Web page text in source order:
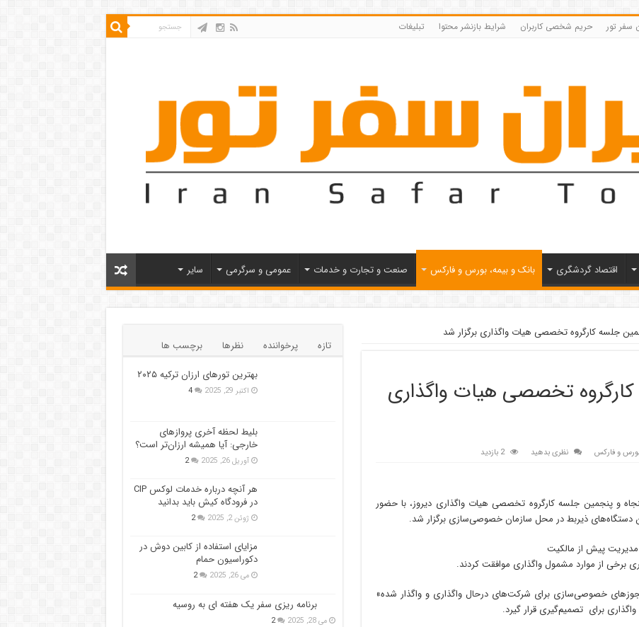
سفر تور حریم شخصی کاربران شرایط بازنشر محتوا تبلیغات
اقتصاد گردشگری بانک و بیمه، بورس و فارکس صنعت و تجارت و خدمات عمومی و سرگرمی سایر
جلسه کارگروه تخصصی هیات واگذاری برگزار شد
تخصصی هیات واگذاری
بورس و فارکس نظری بدهید 2 بازدید
و پنجمین جلسه کارگروه تخصصی هیات واگذاری دیروز، با حضور
دستگاه‌های ذیربط در محل سازمان خصوصی‌سازی برگزار شد.
پیش از مالکیت
برخی از موارد مشمول واگذاری موافقت کردند.
خصوصی‌سازی برای شرکت‌های درحال واگذاری و واگذار شده»
برای تصمیم­‌گیری قرار گیرد.
تازه پرخواننده نظرها
برچسب ها
بهترین تورهای ارزان ترکیه ۲۰۲۵
اکتبر 29, 2025 4
بلیط لحظه آخری پروازهای
خارجی: آیا همیشه ارزان‌تر است؟
آوریل 26, 2025 2
هر آنچه درباره خدمات لوکس CIP
در فرودگاه‌ کیش باید بدانید
ژوئن 2, 2025 2
مزایای استفاده از کابین دوش در
دکوراسیون حمام
می 26, 2025 2
برنامه ریزی سفر یک هفته ای به روسیه
می 28, 2025 2